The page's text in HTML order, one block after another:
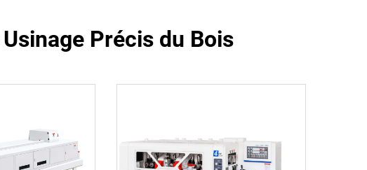
Précis du Bois